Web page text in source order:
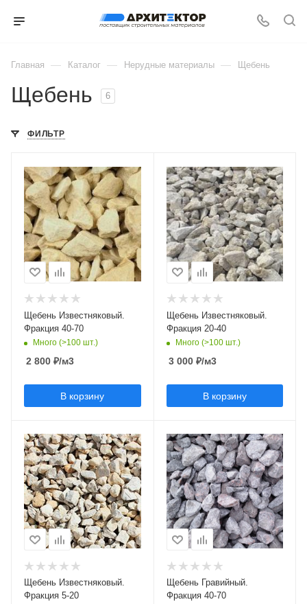
Главная — Каталог — Нерудные материалы — Щебень
Щебень 6
ФИЛЬТР
Щебень Известняковый.
Фракция 40-70
Много (>100 шт.)
2 800 ₽/м3
В корзину
Щебень Известняковый.
Фракция 20-40
Много (>100 шт.)
3 000₽/м3
В корзину
Щебень Известняковый.
Фракция 5-20
Щебень Гравийный.
Фракция 40-70